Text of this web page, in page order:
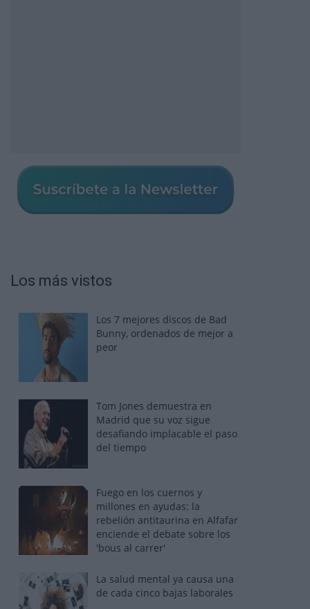
Los más vistos
Los 7 mejores discos de Bad
Bunny, ordenados de mejor a
peor
Tom Jones demuestra en
Madrid que su voz sigue
desafiando implacable el paso
del tiempo
Fuego en los cuernos y
millones en ayudas: la
rebelión antitaurina en Alfafar
enciende el debate sobre los
'bous al carrer'
La salud mental ya causa una
de cada cinco bajas laborales